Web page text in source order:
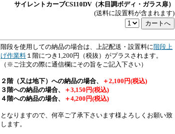
サイレントカーブCS110DV（木目調ボディ・ガラス扉）
(送料に設置料が含まれます)
階段を使用しての納品の場合は、上記配送・設置料に階段上
げ作業料 １階につき1,200円（税抜）がプラスされます。
（※ご注文の際に通信欄にその旨をご記入下さい）
２階（又は地下）への納品の場合、
＋2,100円(税込)
３階への納品の場合、
＋3,150円(税込)
４階への納品の場合、
＋4,200円(税込)
となりますので、何卒ご了承下さいます様よろしくお願い致
します。